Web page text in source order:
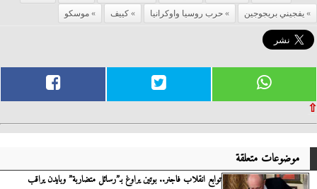
يفجيني بريجوجين
حرب روسيا واوكرانيا كييف موسكو
⇧
موضوعات متعلقة
توابع انقلاب فاجنر.. بوتين يراوغ بـ”رسائل متضاربة” وبايدن يراقب